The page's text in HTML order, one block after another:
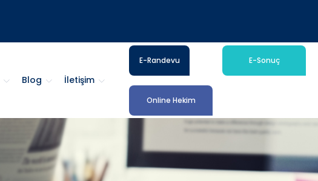
Blog İletişim
E-Randevu E-Sonuç
Online Hekim